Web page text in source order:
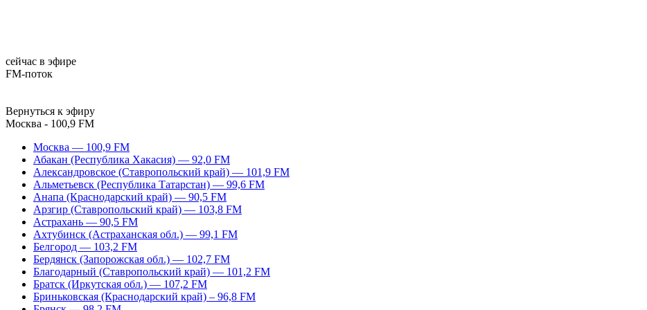
сейчас в эфире
FM-поток
Вернуться к эфиру
Москва - 100,9 FM
Москва — 100,9 FM
Абакан (Республика Хакасия) — 92,0 FM
Александровское (Ставропольский край) — 101,9 FM
Альметьевск (Республика Татарстан) — 99,6 FM
Анапа (Краснодарский край) — 90,5 FM
Арзгир (Ставропольский край) — 103,8 FM
Астрахань — 90,5 FM
Ахтубинск (Астраханская обл.) — 99,1 FM
Белгород — 103,2 FM
Бердянск (Запорожская обл.) — 102,7 FM
Благодарный (Ставропольский край) — 101,2 FM
Братск (Иркутская обл.) — 107,2 FM
Бриньковская (Краснодарский край) – 96,8 FM